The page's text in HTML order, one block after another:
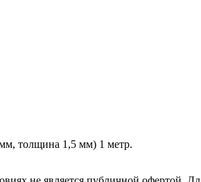
толщина 1,5 мм) 1 метр.